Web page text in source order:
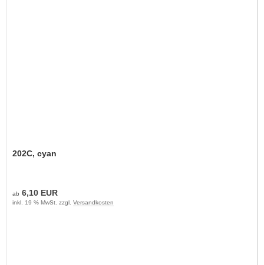
202C, cyan
ab 6,10 EUR
inkl. 19 % MwSt. zzgl. Versandkosten